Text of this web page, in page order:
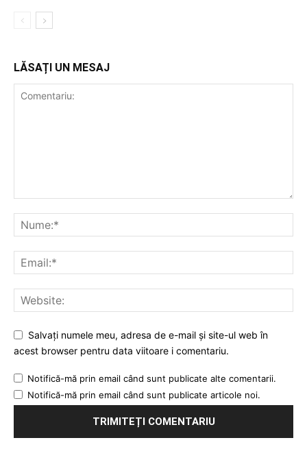
LĂSAȚI UN MESAJ
Salvați numele meu, adresa de e-mail și site-ul web în
acest browser pentru data viitoare i comentariu.
Notifică-mă prin email când sunt publicate alte comentarii.
Notifică-mă prin email când sunt publicate articole noi.